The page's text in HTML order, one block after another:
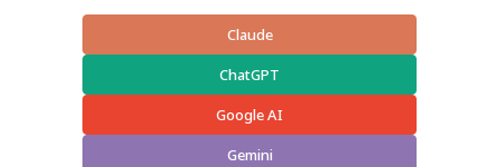
Claude
ChatGPT
Google AI
Gemini